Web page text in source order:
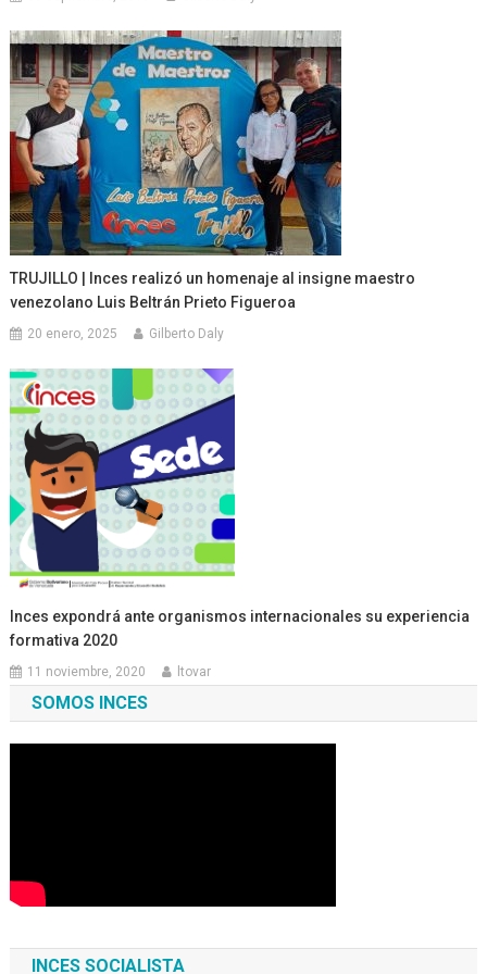
TRUJILLO | Inces realizó un homenaje al insigne maestro
venezolano Luis Beltrán Prieto Figueroa
20 enero, 2025 Gilberto Daly
Inces expondrá ante organismos internacionales su experiencia
formativa 2020
11 noviembre, 2020 ltovar
SOMOS INCES
INCES SOCIALISTA